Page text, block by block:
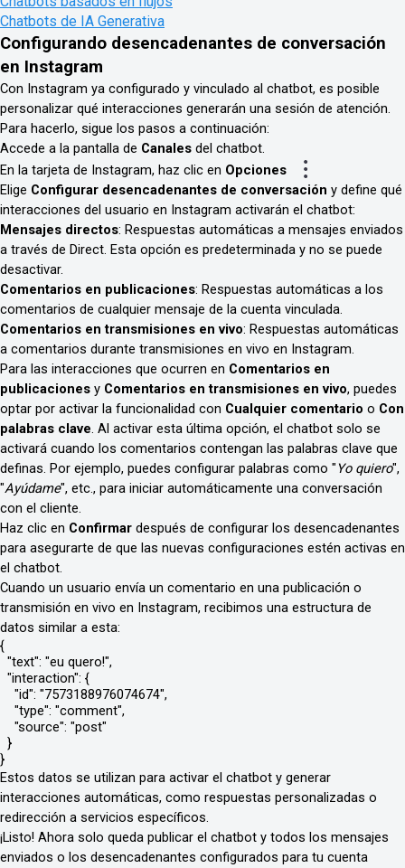
Chatbots de IA Generativa
Configurando desencadenantes de conversación
en Instagram
Con Instagram ya configurado y vinculado al chatbot, es posible
personalizar qué interacciones generarán una sesión de atención.
Para hacerlo, sigue los pasos a continuación:
Accede a la pantalla de Canales del chatbot.
En la tarjeta de Instagram, haz clic en Opciones
Elige Configurar desencadenantes de conversación y define qué
interacciones del usuario en Instagram activarán el chatbot:
Mensajes directos: Respuestas automáticas a mensajes enviados
a través de Direct. Esta opción es predeterminada y no se puede
desactivar.
Comentarios en publicaciones: Respuestas automáticas a los
comentarios de cualquier mensaje de la cuenta vinculada.
Comentarios en transmisiones en vivo: Respuestas automáticas
a comentarios durante transmisiones en vivo en Instagram.
Para las interacciones que ocurren en Comentarios en
publicaciones y Comentarios en transmisiones en vivo, puedes
optar por activar la funcionalidad con Cualquier comentario o Con
palabras clave. Al activar esta última opción, el chatbot solo se
activará cuando los comentarios contengan las palabras clave que
definas. Por ejemplo, puedes configurar palabras como " Yo quiero",
"Ayúdame", etc., para iniciar automáticamente una conversación
con el cliente.
Haz clic en Confirmar después de configurar los desencadenantes
para asegurarte de que las nuevas configuraciones estén activas en
el chatbot.
Cuando un usuario envía un comentario en una publicación o
transmisión en vivo en Instagram, recibimos una estructura de
datos similar a esta:
{
}
Estos datos se utilizan para activar el chatbot y generar
interacciones automáticas, como respuestas personalizadas o
redirección a servicios específicos.
¡Listo! Ahora solo queda publicar el chatbot y todos los mensajes
enviados o los desencadenantes configurados para tu cuenta